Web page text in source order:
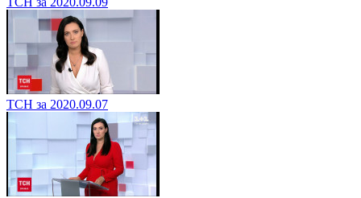
ТСН за 2020.09.07